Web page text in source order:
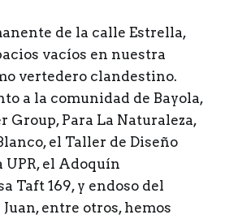
de la calle Estrella,
vacíos en nuestra
vertedero clandestino.
a la comunidad de Bayola,
Group, Para La Naturaleza,
el Taller de Diseño
el Adoquín
Taft 169, y endoso del
entre otros, hemos